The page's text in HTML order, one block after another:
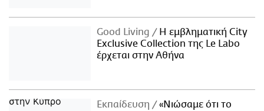
Good Living
Η εμβληματική City
Exclusive Collection της Le Labo
έρχεται στην Αθήνα
Εκπαίδευση
«Νιώσαμε ότι το